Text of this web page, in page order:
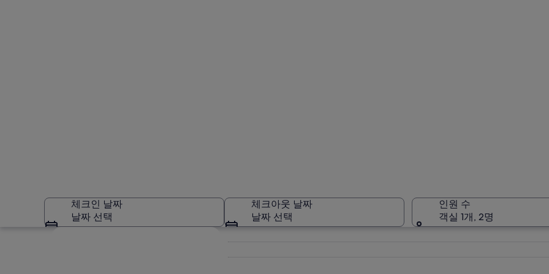
체크인 날짜
날짜 선택
체크아웃 날짜
날짜 선택
인원 수
객실 1개, 2명